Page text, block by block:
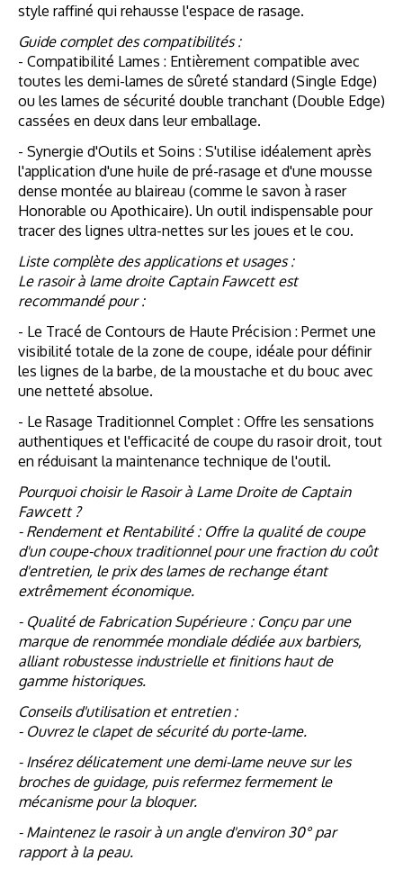
style raffiné qui rehausse l'espace de rasage.
Guide complet des compatibilités :
- Compatibilité Lames : Entièrement compatible avec
toutes les demi-lames de sûreté standard (Single Edge)
ou les lames de sécurité double tranchant (Double Edge)
cassées en deux dans leur emballage.
- Synergie d'Outils et Soins : S'utilise idéalement après
l'application d'une huile de pré-rasage et d'une mousse
dense montée au blaireau (comme le savon à raser
Honorable ou Apothicaire). Un outil indispensable pour
tracer des lignes ultra-nettes sur les joues et le cou.
Liste complète des applications et usages :
Le rasoir à lame droite Captain Fawcett est
recommandé pour :
- Le Tracé de Contours de Haute Précision : Permet une
visibilité totale de la zone de coupe, idéale pour définir
les lignes de la barbe, de la moustache et du bouc avec
une netteté absolue.
- Le Rasage Traditionnel Complet : Offre les sensations
authentiques et l'efficacité de coupe du rasoir droit, tout
en réduisant la maintenance technique de l'outil.
Pourquoi choisir le Rasoir à Lame Droite de Captain
Fawcett ?
- Rendement et Rentabilité : Offre la qualité de coupe
d'un coupe-choux traditionnel pour une fraction du coût
d'entretien, le prix des lames de rechange étant
extrêmement économique.
- Qualité de Fabrication Supérieure : Conçu par une
marque de renommée mondiale dédiée aux barbiers,
alliant robustesse industrielle et finitions haut de
gamme historiques.
Conseils d'utilisation et entretien :
- Ouvrez le clapet de sécurité du porte-lame.
- Insérez délicatement une demi-lame neuve sur les
broches de guidage, puis refermez fermement le
mécanisme pour la bloquer.
- Maintenez le rasoir à un angle d'environ 30° par
rapport à la peau.